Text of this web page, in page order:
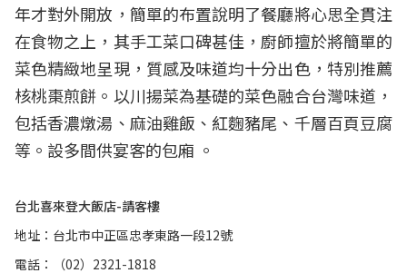
年才對外開放，簡單的布置說明了餐廳將心思全貫注
在食物之上，其手工菜口碑甚佳，廚師擅於將簡單的
菜色精緻地呈現，質感及味道均十分出色，特別推薦
核桃棗煎餅。以川揚菜為基礎的菜色融合台灣味道，
包括香濃燉湯、麻油雞飯、紅麴豬尾、千層百頁豆腐
等。設多間供宴客的包廂 。
台北喜來登大飯店-請客樓
地址：台北市中正區忠孝東路一段12號
電話：（02）2321-1818